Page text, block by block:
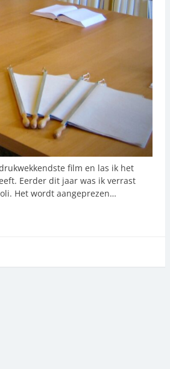
film en las ik het
Eerder dit jaar was ik verrast
Het wordt aangeprezen…